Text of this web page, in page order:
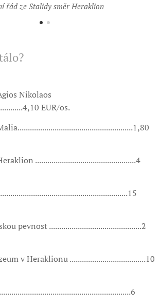
řád ze Stalidy směr Heraklion
Nikolaos
EUR/os.
.................................................4
pevnost .............................................2
v Heraklionu .....................................10